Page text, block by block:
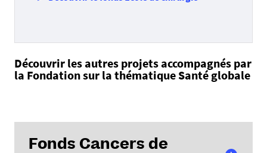
Découvrir les autres projets accompagnés par
la Fondation sur la thématique Santé globale
Fonds Cancers de